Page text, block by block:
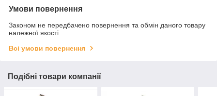
Умови повернення
Законом не передбачено повернення та обмін даного товару
належної якості
Всі умови повернення
Подібні товари компанії